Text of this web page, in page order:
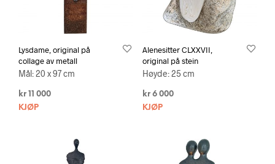
Lysdame, original på
collage av metall
Mål: 20 x 97 cm
kr 11 000
KJØP
Alenesitter CLXXVII,
original på stein
Høyde: 25 cm
kr6 000
KJØP